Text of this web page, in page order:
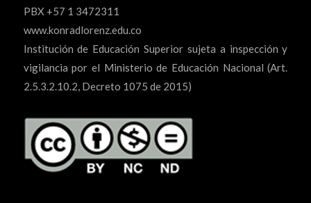
PBX +57 1 3472311
www.konradlorenz.edu.co
Institución de Educación Superior sujeta a inspección y
vigilancia por el Ministerio de Educación Nacional (Art.
2.5.3.2.10.2, Decreto 1075 de 2015)